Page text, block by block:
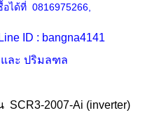
ได้ที่ 0816975266,
ID : bangna4141
ละ ปริมลฑล
SCR3-2007-Ai (inverter)